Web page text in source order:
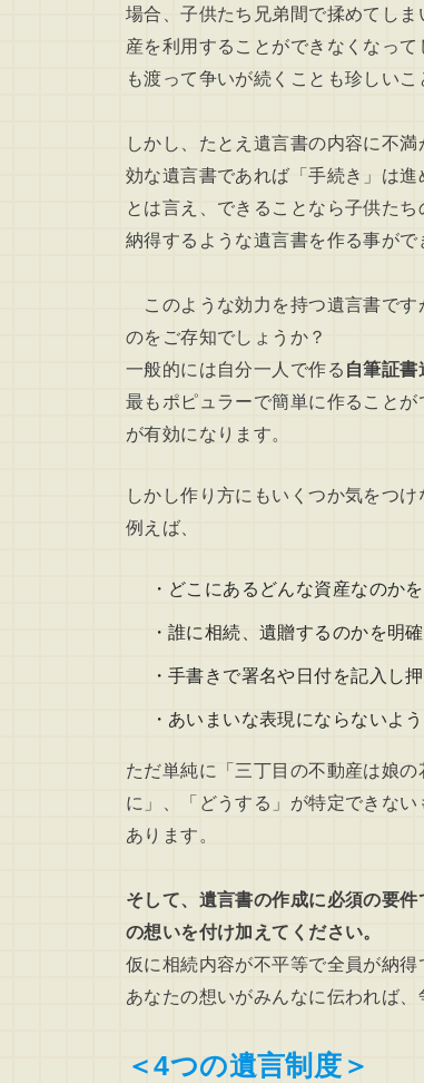
場合、子供たち兄弟間で揉めてし
産を利用することができなくなっ
も渡って争いが続くことも珍しいこ
しかし、たとえ遺言書の内容に不
効な遺言書であれば「手続き」は進
とは言え、できることなら子供た
納得するような遺言書を作る事がで
このような効力を持つ遺言書です
のをご存知でしょうか？
一般的には自分一人で作る 自筆証書
最もポピュラーで簡単に作ること
が有効になります。
しかし作り方にもいくつか気をつ
例えば、
・どこにあるどんな資産なのか
・誰に相続、遺贈するのかを明
・手書きで署名や日付を記入し
・あいまいな表現にならないよ
ただ単純に「三丁目の不動産は娘
に」、「どうする」が特定できな
あります。
そして、遺言書の作成に必須の要
の想いを付け加えてください。
仮に相続内容が不平等で全員が納
あなたの想いがみんなに伝われば
＜4つの遺言制度＞